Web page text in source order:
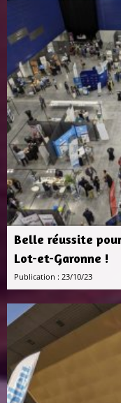
Belle réussite
Lot-et-Garonne !
Publication : 23/10/23